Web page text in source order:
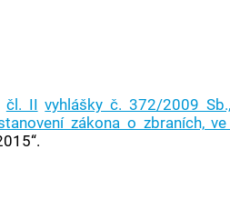
čl. II vyhlášky č. 372/2009
zákona o zbraních,